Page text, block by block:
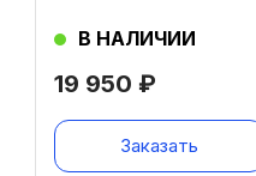
19 950 ₽
В НАЛИЧИИ
Заказать